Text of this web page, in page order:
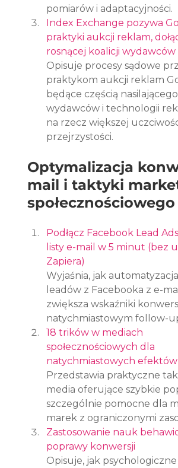
pomiarów i adaptacyjności.
Index Exchange pozywa
praktyki aukcji reklam,
rosnącej koalicji wydawców i
Opisuje procesy sądowe
praktykom aukcji reklam
będące częścią
wydawców i technologii
na rzecz większej
przejrzystości.
Optymalizacja
mail i taktyki
społecznościowego
Podłącz Facebook Lead
listy e-mail w 5 minut (bez
Zapiera)
Wyjaśnia, jak
leadów z Facebooka z e-
zwiększa wskaźniki
natychmiastowym follow-
18 trików w mediach
społecznościowych dla
natychmiastowych efektów
Przedstawia praktyczne
media oferujące szybkie
szczególnie pomocne dla
marek z ograniczonymi
Zastosowanie nauk
poprawy konwersji
Opisuje, jak